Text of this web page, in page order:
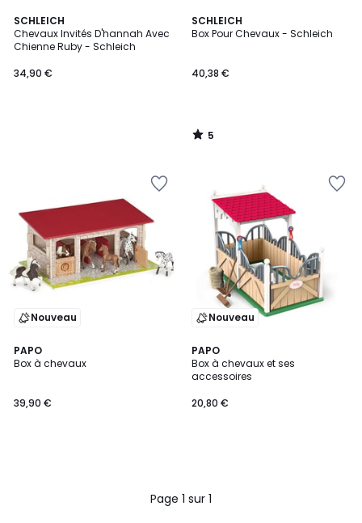
SCHLEICH
Chevaux Invités D'hannah Avec
Chienne Ruby - Schleich
34,90 €
SCHLEICH
Box Pour Chevaux - Schleich
40,38 €
5
/
5
/
Nouveau
PAPO
Box à chevaux
39,90 €
Nouveau
PAPO
Box à chevaux et ses
accessoires
20,80 €
Page 1 sur 1